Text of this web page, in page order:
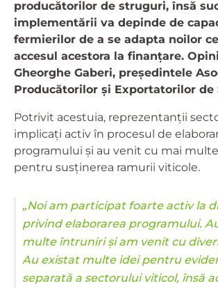
producătorilor de struguri, însă
implementării va depinde de
fermierilor de a se adapta noilor
accesul acestora la finanțare.
Gheorghe Gaberi, președintele
Producătorilor și Exportatorilor de
Potrivit acestuia, reprezentanții
implicați activ în procesul de
programului și au venit cu mai
pentru susținerea ramurii viticole.
„Noi am participat foarte activ la
privind elaborarea programului.
multe întruniri și am venit cu
Au existat multe idei pentru
separată a sectorului viticol, însă